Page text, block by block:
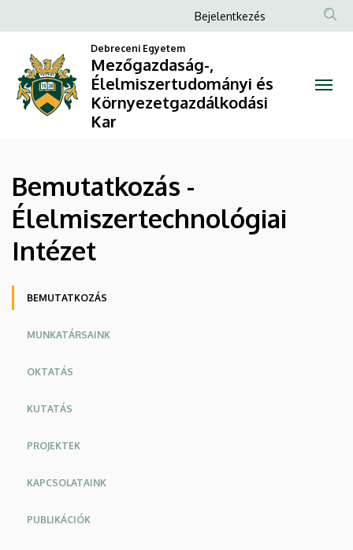
Élelmiszertechnológiai
Intézet
Mezőgazdaság-,
Élelmiszertudományi
és
Kar
a
Anonim
fiók
menüje
Bejelentkezés
Debreceni Egyetem
Mezőgazdaság-,
Élelmiszertudományi és
Környezetgazdálkodási
Kar
Bemutatkozás -
Élelmiszertechnológiai
Intézet
Oldalmenü
BEMUTATKOZÁS
MUNKATÁRSAINK
OKTATÁS
KUTATÁS
PROJEKTEK
KAPCSOLATAINK
PUBLIKÁCIÓK